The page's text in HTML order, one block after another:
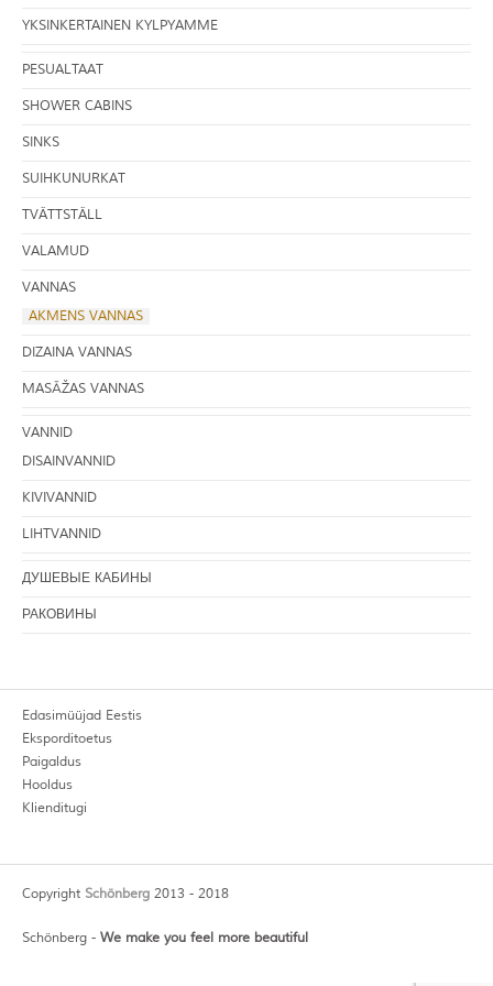
YKSINKERTAINEN KYLPYAMME
PESUALTAAT
SHOWER CABINS
SINKS
SUIHKUNURKAT
TVÄTTSTÄLL
VALAMUD
VANNAS
AKMENS VANNAS
DIZAINA VANNAS
MASĀŽAS VANNAS
VANNID
DISAINVANNID
KIVIVANNID
LIHTVANNID
ДУШЕВЫЕ КАБИНЫ
РАКОВИНЫ
Edasimüüjad Eestis
Eksporditoetus
Paigaldus
Hooldus
Klienditugi
Copyright Schönberg 2013 - 2018
Schönberg - We make you feel more beautiful